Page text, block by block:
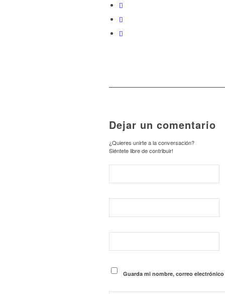
Dejar un comentario
¿Quieres unirte a la conversación?
Siéntete libre de contribuir!
Guarda mi nombre, correo